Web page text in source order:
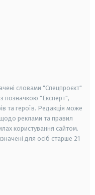
словами "Спецпроєкт"
позначкою "Експерт",
та героїв. Редакція може
щодо реклами та правил
користування сайтом.
для осіб старше 21